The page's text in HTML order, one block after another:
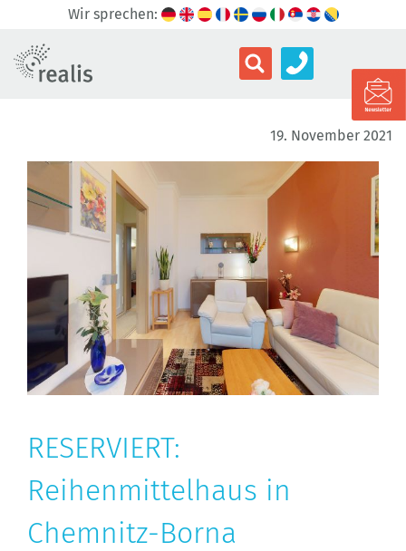
Wir sprechen:
19. November 2021
RESERVIERT:
Reihenmittelhaus in
Chemnitz-Borna